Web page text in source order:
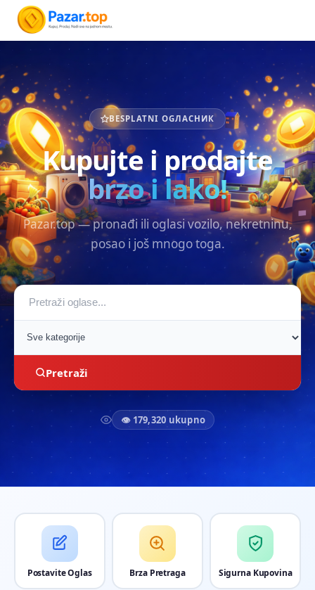
BESPLATNI OGЛАСНИК
Kupujte i prodajte
brzo i lako!
Pazar.top — pronađi ili oglasi vozilo, nekretninu,
posao i još mnogo toga.
Pretraži
👁 179,320 ukupno
Postavite Oglas Brza Pretraga Sigurna Kupovina